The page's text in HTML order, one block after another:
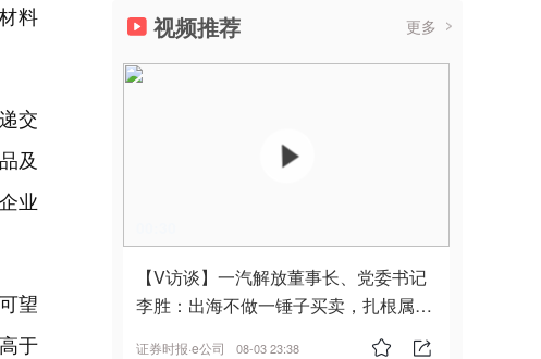
料
交
及
业
望
于
视频推荐 更多
【V访谈】一汽解放董事长、党委书记
李胜：出海不做一锤子买卖，扎根属
证券时报·e公司 08-03 23:38